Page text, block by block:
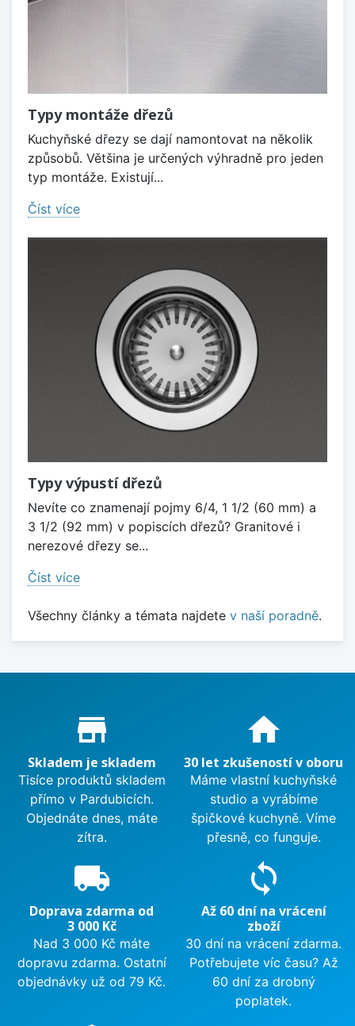
Typy montáže dřezů
Kuchyňské dřezy se dají namontovat na několik
způsobů. Většina je určených výhradně pro jeden
typ montáže. Existují...
Číst více
Typy výpustí dřezů
Nevíte co znamenají pojmy 6/4, 1 1/2 (60 mm) a
3 1/2 (92 mm) v popiscích dřezů? Granitové i
nerezové dřezy se...
Číst více
Všechny články a témata najdete v naší poradně.
Proč nakupovat u nás?
store_mall_directory
Skladem je skladem
Tisíce produktů skladem
přímo v Pardubicích.
Objednáte dnes, máte
zítra.
home
30 let zkušeností v oboru
Máme vlastní kuchyňské
studio a vyrábíme
špičkové kuchyně. Víme
přesně, co funguje.
local_shipping
Doprava zdarma od
3 000 Kč
Nad 3 000 Kč máte
dopravu zdarma. Ostatní
objednávky už od 79 Kč.
sync
Až 60 dní na vrácení
zboží
30 dní na vrácení zdarma.
Potřebujete víc času? Až
60 dní za drobný
poplatek.